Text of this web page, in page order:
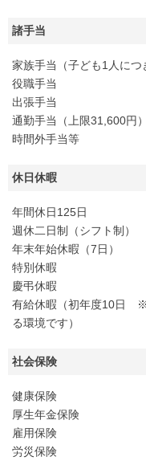
諸手当
家族手当（子ども1人につ
役職手当
出張手当
通勤手当（上限31,600円）
時間外手当等
休日休暇
年間休日125日
週休二日制（シフト制）
年末年始休暇（7日）
特別休暇
慶弔休暇
有給休暇（初年度10日
る環境です）
社会保険
健康保険
厚生年金保険
雇用保険
労災保険